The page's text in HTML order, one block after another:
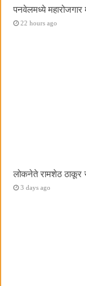
पनवेलमध्ये महारोजगार
22 hours ago
लोकनेते रामशेठ ठाकूर
3 days ago